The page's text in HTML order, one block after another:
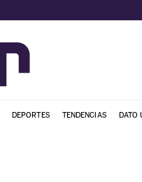
DEPORTES TENDENCIAS DATO